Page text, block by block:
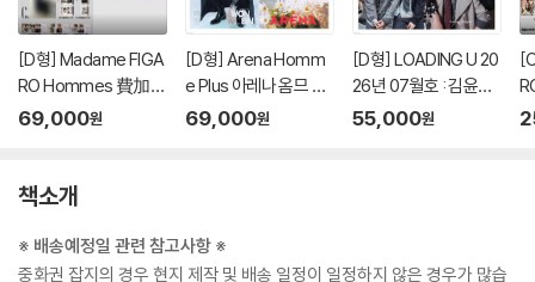
[D형] Madame FIGA
RO Hommes 費加
羅男士 마담 피가로 옴
박시우 커버 (A형 잡지
+랜덤 카드 35장+인
생 네컷 1장)
69,000원
[D형] Arena Homm
e Plus 아레나 옴므 플
러스 중국 2026년 05
+인생네컷 1장)
69,000원
[D형] LOADING U 20
26년 07월호 : 김윤식
&박시우 커버 (A형 잡
55,000원
책소개
※ 배송예정일 관련 참고사항 ※
중화권 잡지의 경우 현지 제작 및 배송 일정이 일정하지 않은 경우가 많습